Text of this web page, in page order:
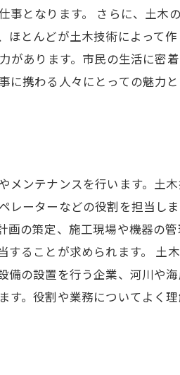
となります。 さらに、土木
とんどが土木技術によって
あります。市民の生活に密
携わる人々にとっての魅力と
ンテナンスを行います。土
ーターなどの役割を担当し
の策定、施工現場や機器の
ることが求められます。 土
の設置を行う企業、河川や
。役割や業務についてよく